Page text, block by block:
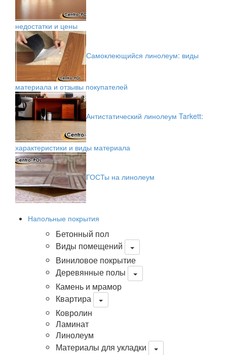
недостатки и цены
Самоклеющийся линолеум: виды
материала и отзывы покупателей
Антистатический линолеум Tarkett:
характеристики и виды материала
ГОСТы на линолеум
Напольные покрытия
Бетонный пол
Виды помещений
Виниловое покрытие
Деревянные полы
Камень и мрамор
Квартира
Ковролин
Ламинат
Линолеум
Материалы для укладки